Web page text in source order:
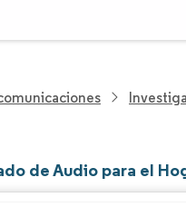
de Audio para el